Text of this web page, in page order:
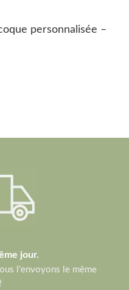
personnalisée –
jour.
l'envoyons le même